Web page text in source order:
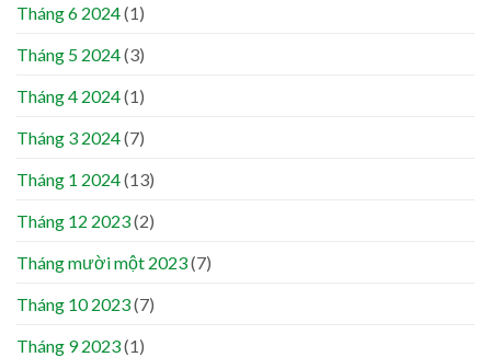
Tháng 6 2024(1)
Tháng 5 2024(3)
Tháng 4 2024(1)
Tháng 3 2024(7)
Tháng 1 2024(13)
Tháng 12 2023(2)
Tháng mười một 2023(7)
Tháng 10 2023(7)
Tháng 9 2023(1)